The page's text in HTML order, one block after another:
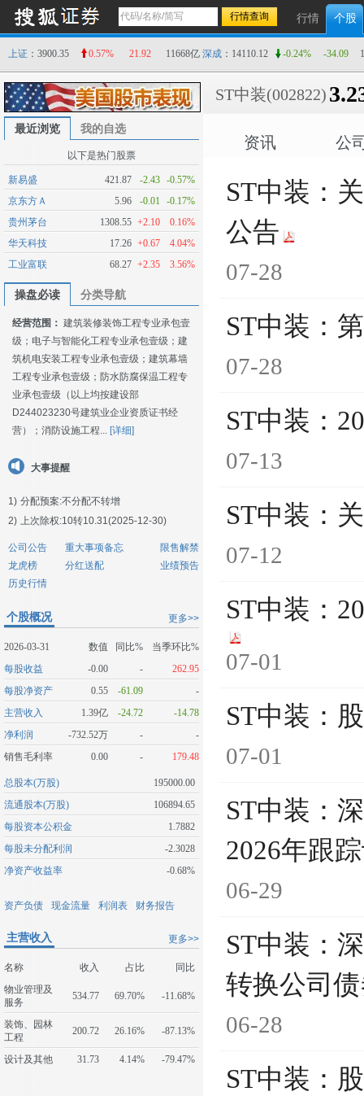
行情 个股
上证 ：3900.35 0.57% 21.92 11668亿 深成 ：14110.12 -0.24% -34.09
最近浏览 我的自选
以下是热门股票
新易盛 421.87 -2.43 -0.57%
京东方Ａ
5.96 -0.01
-0.17%
贵州茅台
1308.55 +2.10
0.16%
华天科技
17.26 +0.67
4.04%
工业富联
68.27 +2.35 3.56%
操盘必读 分类导航
经营范围： 建筑装修装饰工程专业承包壹
级；电子与智能化工程专业承包壹级；建
筑机电安装工程专业承包壹级；建筑幕墙
工程专业承包壹级；防水防腐保温工程专
业承包壹级（以上均按建设部
D244023230号建筑业企业资质证书经
营）；消防设施工程... [详细]
大事提醒
1) 分配预案:不分配不转增
2) 上次除权:10转10.31(2025-12-30)
公司公告 重大事项备忘
限售解禁
龙虎榜
分红送配
业绩预告
历史行情
更多>>
个股概况
2026-03-31 数值 同比%
当季环比%
每股收益
-0.00 -
262.95
每股净资产
0.55 -61.09
-
主营收入
1.39亿 -24.72
-14.78
净利润
-732.52万 -
-
销售毛利率
0.00 - 179.48
总股本(万股)
195000.00
流通股本(万股)
106894.65
每股资本公积金
1.7882
每股未分配利润
-2.3028
净资产收益率
-0.68%
资产负债 现金流量 利润表 财务报告
更多>>
主营收入
名称 收入 占比
同比
物业管理及
服务
534.77 69.70% -11.68%
装饰、园林
工程
200.72 26.16% -87.13%
设计及其他 31.73 4.14% -79.47%
ST中装(002822)
资讯 公
ST中装：
公告
07-28
ST中装：
07-28
ST中装：
07-13
ST中装：
07-12
ST中装：
07-01
ST中装：
07-01
ST中装：
2026年跟
06-29
ST中装：
转换公司
06-28
ST中装：